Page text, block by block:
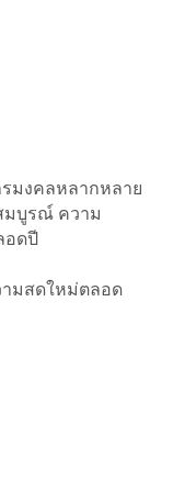
มงคลหลากหลาย
มบูรณ์ ความ
อดปี
มสดใหม่ตลอด